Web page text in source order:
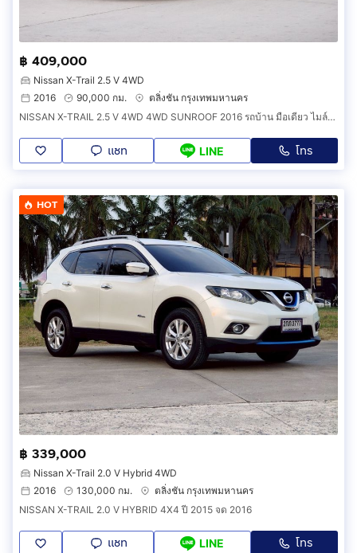
฿ 409,000
Nissan X-Trail 2.5 V 4WD
2016
90,000 กม.
ตลิ่งชัน กรุงเทพมหานคร
NISSAN X-TRAIL 2.5 V 4WD 4WD SUNROOF 2016 รถบ้าน มือเดียว ไมล์น้อย พร้อมใช้
แชท LINE โทร
HOT
฿ 339,000
Nissan X-Trail 2.0 V Hybrid 4WD
2016
130,000 กม.
ตลิ่งชัน กรุงเทพมหานคร
NISSAN X-TRAIL 2.0 V HYBRID 4X4 ปี 2015 จด 2016
แชท LINE โทร